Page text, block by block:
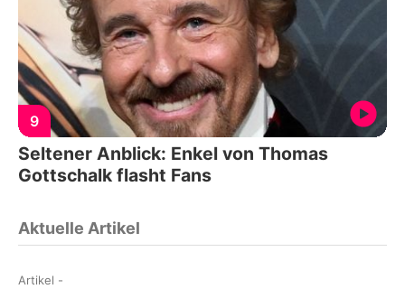
9
Seltener Anblick: Enkel von Thomas
Gottschalk flasht Fans
Aktuelle Artikel
Artikel -